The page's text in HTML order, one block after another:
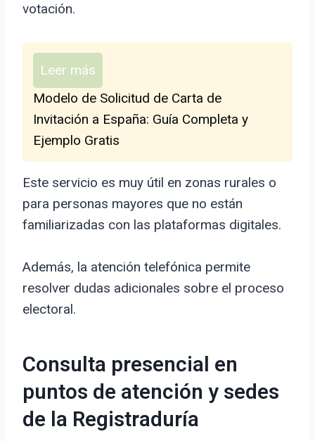
votación.
Leer más
Modelo de Solicitud de Carta de
Invitación a España: Guía Completa y
Ejemplo Gratis
Este servicio es muy útil en zonas rurales o
para personas mayores que no están
familiarizadas con las plataformas digitales.
Además, la atención telefónica permite
resolver dudas adicionales sobre el proceso
electoral.
Consulta presencial en
puntos de atención y sedes
de la Registraduría